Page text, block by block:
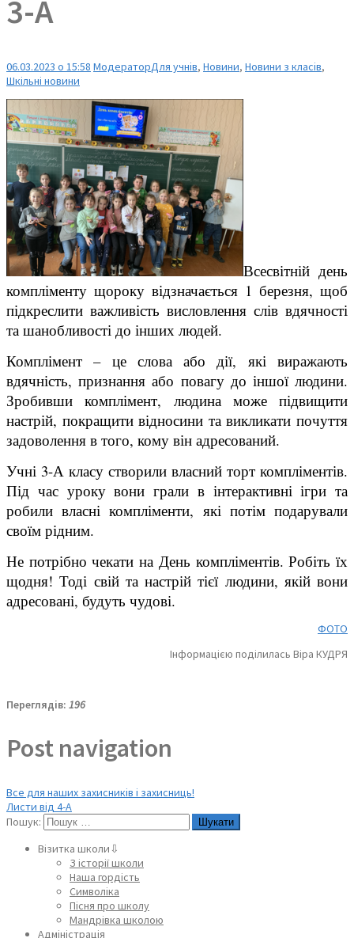
3-А
06.03.2023 о 15:58 МодераторДля учнів, Новини, Новини з класів,
Шкільні новини
Всесвітній день
компліменту щороку відзначається 1 березня, щоб
підкреслити важливість висловлення слів вдячності
та шанобливості до інших людей.
Комплімент – це слова або дії, які виражають
вдячність, признання або повагу до іншої людини.
Зробивши комплімент, людина може підвищити
настрій, покращити відносини та викликати почуття
задоволення в того, кому він адресований.
Учні 3-А класу створили власний торт компліментів.
Під час уроку вони грали в інтерактивні ігри та
робили власні компліменти, які потім подарували
своїм рідним.
Не потрібно чекати на День компліментів. Робіть їх
щодня! Тоді свій та настрій тієї людини, якій вони
адресовані, будуть чудові.
ФОТО
Інформацією поділилась Віра КУДРЯ
Переглядів: 196
Post navigation
Все для наших захисників і захисниць!
Листи від 4-А
Пошук:
Візитка школи⇩
З історії школи
Наша гордість
Символіка
Пісня про школу
Мандрівка школою
Адміністрація